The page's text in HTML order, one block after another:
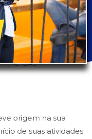
origem na sua
de suas atividades